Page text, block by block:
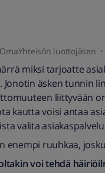
OmaYhteisön luottojäsen
miksi tarjoatte
Jonotin äsken tunnin
liittyvään
kautta voisi antaa
valita
enempi ruuhkaa,
voi tehdä